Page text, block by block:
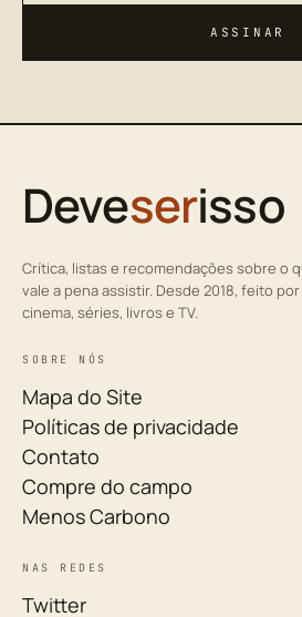
ASSINAR
Deveserisso
Crítica, listas e recomendações sobre o
vale a pena assistir. Desde 2018, feito
cinema, séries, livros e TV.
SOBRE NÓS
Mapa do Site
Políticas de privacidade
Contato
Compre do campo
Menos Carbono
NAS REDES
Twitter